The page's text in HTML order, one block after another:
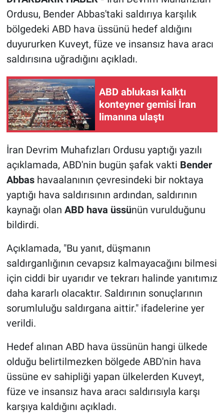
Ordusu, Bender Abbas'taki saldırıya karşılık
bölgedeki ABD hava üssünü hedef aldığını
duyururken Kuveyt, füze ve insansız hava aracı
saldırısına uğradığını açıkladı.
ABD ablukası kalktı
konteyner gemisi İran
limanına ulaştı
İran Devrim Muhafızları Ordusu yaptığı yazılı
açıklamada, ABD'nin bugün şafak vakti Bender
Abbashavaalanının çevresindeki bir noktaya
yaptığı hava saldırısının ardından, saldırının
kaynağı olan ABD hava üssünün vurulduğunu
bildirdi.
Açıklamada, "Bu yanıt, düşmanın
saldırganlığının cevapsız kalmayacağını bilmesi
için ciddi bir uyarıdır ve tekrarı halinde yanıtımız
daha kararlı olacaktır. Saldırının sonuçlarının
sorumluluğu saldırgana aittir." ifadelerine yer
verildi.
Hedef alınan ABD hava üssünün hangi ülkede
olduğu belirtilmezken bölgede ABD'nin hava
üssüne ev sahipliği yapan ülkelerden Kuveyt,
füze ve insansız hava aracı saldırısıyla karşı
karşıya kaldığını açıkladı.